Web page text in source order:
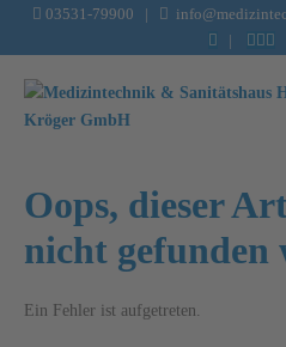
03531-79900 |
|
Oops, dieser
nicht gefunden
Ein Fehler ist aufgetreten.